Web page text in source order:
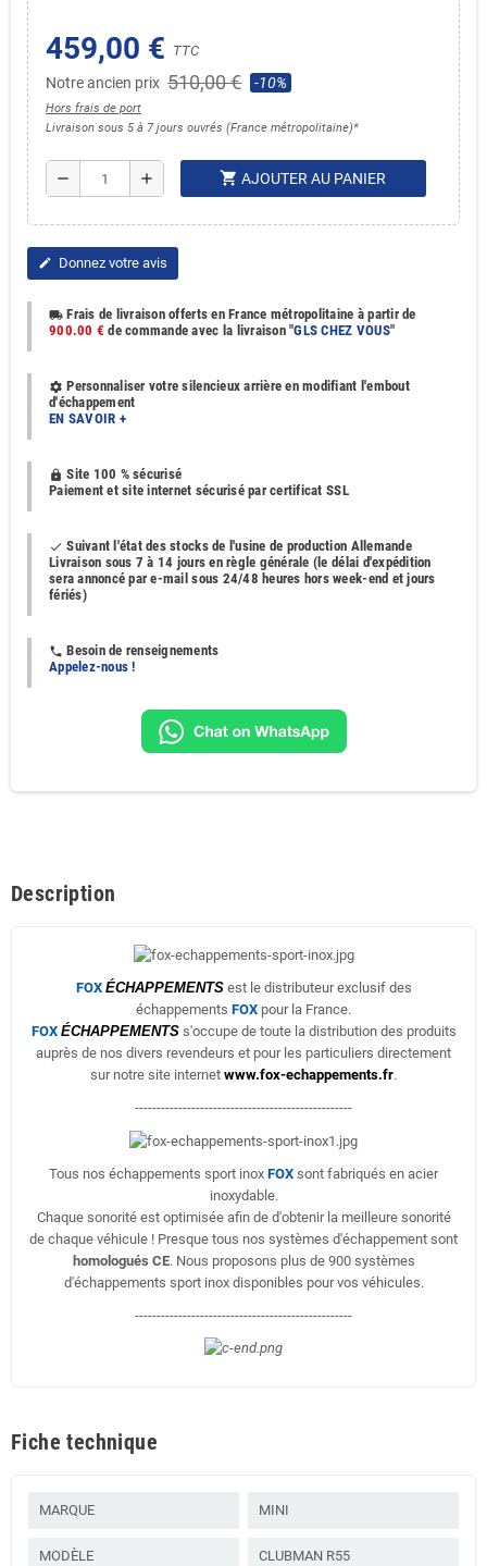
459,00 € TTC
Notre ancien prix 510,00 € -10%
Hors frais de port
Livraison sous 5 à 7 jours ouvrés (France métropolitaine)*
remove add shopping_cart AJOUTER AU PANIER
edit Donnez votre avis
local_shipping Frais de livraison offerts en France métropolitaine à partir de
900.00 € de commande avec la livraison "GLS CHEZ VOUS"
settings Personnaliser votre silencieux arrière en modifiant l'embout
d'échappement
EN SAVOIR +
https Site 100 % sécurisé
Paiement et site internet sécurisé par certificat SSL
done Suivant l'état des stocks de l'usine de production Allemande
Livraison sous 7 à 14 jours en règle générale (le délai d'expédition
sera annoncé par e-mail sous 24/48 heures hors week-end et jours
fériés)
phone Besoin de renseignements
Appelez-nous !
Description
FOX ÉCHAPPEMENTSest le distributeur exclusif des
échappements FOX pour la France.
FOX ÉCHAPPEMENTSs'occupe de toute la distribution des produits
auprès de nos divers revendeurs et pour les particuliers directement
sur notre site internet www.fox-echappements.fr.
--------------------------------------------------
Tous nos échappements sport inox FOX sont fabriqués en acier
inoxydable.
Chaque sonorité est optimisée afin de d'obtenir la meilleure sonorité
de chaque véhicule ! Presque tous nos systèmes d'échappement sont
homologués CE. Nous proposons plus de 900 systèmes
d'échappements sport inox disponibles pour vos véhicules.
--------------------------------------------------
Fiche technique
MARQUE MINI
MODÈLE CLUBMAN R55